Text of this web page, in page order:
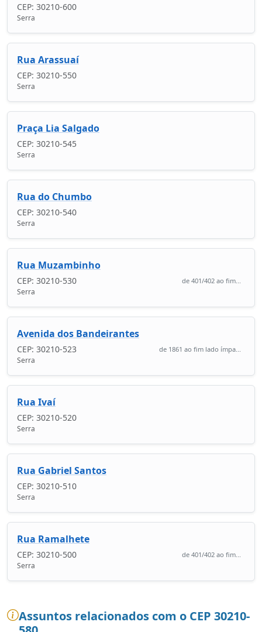
CEP: 30210-600
Serra
Rua Arassuaí
CEP: 30210-550
Serra
Praça Lia Salgado
CEP: 30210-545
Serra
Rua do Chumbo
CEP: 30210-540
Serra
Rua Muzambinho
CEP: 30210-530 de 401/402 ao fim...
Serra
Avenida dos Bandeirantes
CEP: 30210-523 de 1861 ao fim lado ímpa...
Serra
Rua Ivaí
CEP: 30210-520
Serra
Rua Gabriel Santos
CEP: 30210-510
Serra
Rua Ramalhete
CEP: 30210-500 de 401/402 ao fim...
Serra
Assuntos relacionados com o CEP 30210-